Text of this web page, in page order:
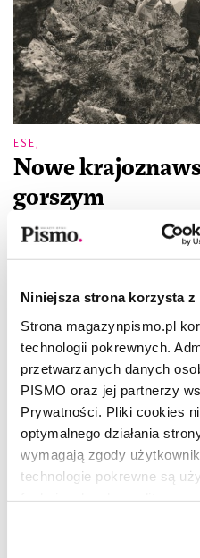
Niniejsza strona korzysta
Strona magazynpismo.pl
technologii pokrewnych.
przetwarzanych danych
PISMO oraz jej partnerzy
Prywatności. Pliki cookies
optymalnego działania
wymagają zgody
technologie pokrewne są
dobrowolną zgodę na pliki
ESEJ
Nowe
gorszym
EWA PLUTA
17.06.2025
Solidarność z nizinami, uznanie
zniknąć. Może właśnie o to
krajoznawstwie –
REPORTAŻ
Niedzietni
EWA PLUTA
CZYTAJ
Napisz w
„Rubież.